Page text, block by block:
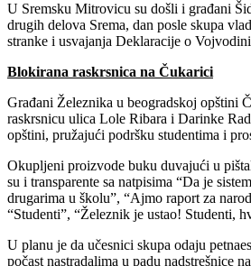
U Sremsku Mitrovicu su došli i građani
drugih delova Srema, dan posle skupa
stranke i usvajanja Deklaracije o
Blokirana raskrsnica na Čukarici
Građani Železnika u beogradskoj opštini
raskrsnicu ulica Lole Ribara i Darinke
opštini, pružajući podršku studentima i
Okupljeni proizvode buku duvajući u
su i transparente sa natpisima “Da je
drugarima u školu”, “Ajmo raport za
“Studenti”, “Železnik je ustao! Studenti,
U planu je da učesnici skupa odaju
počast nastradalima u padu nadstrešnice